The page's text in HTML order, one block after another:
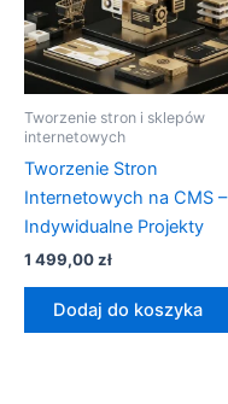
Tworzenie stron i sklepów
internetowych
Tworzenie Stron
Internetowych na CMS –
Indywidualne Projekty
1 499,00zł
Dodaj do koszyka